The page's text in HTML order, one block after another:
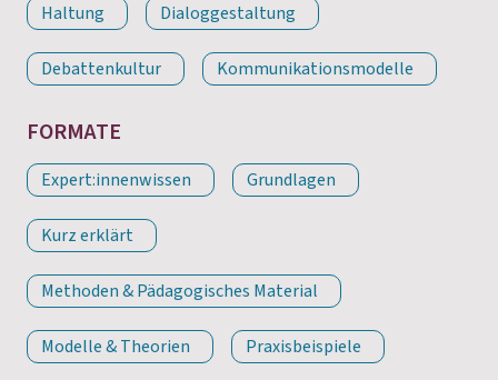
Haltung Dialoggestaltung
Debattenkultur Kommunikationsmodelle
FORMATE
Expert:innenwissen Grundlagen
Kurz erklärt
Methoden & Pädagogisches Material
Modelle & Theorien Praxisbeispiele